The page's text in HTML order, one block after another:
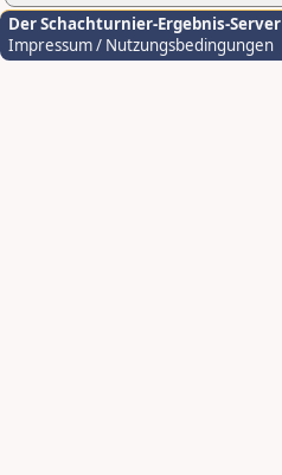
Der Schachturnier-Ergebnis-Server
Impressum / Nutzungsbedingungen